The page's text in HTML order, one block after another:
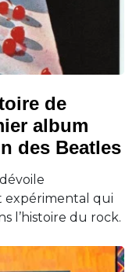
de
album
des Beatles
expérimental qui
l’histoire du rock.